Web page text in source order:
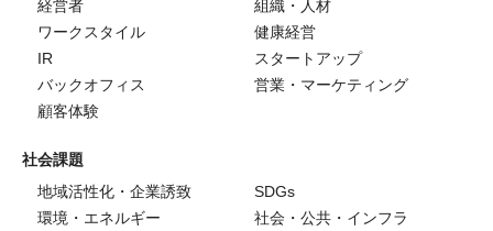
経営者
組織・人材
ワークスタイル
健康経営
IR
スタートアップ
バックオフィス
営業・マーケティング
顧客体験
社会課題
地域活性化・企業誘致
SDGs
環境・エネルギー
社会・公共・インフラ